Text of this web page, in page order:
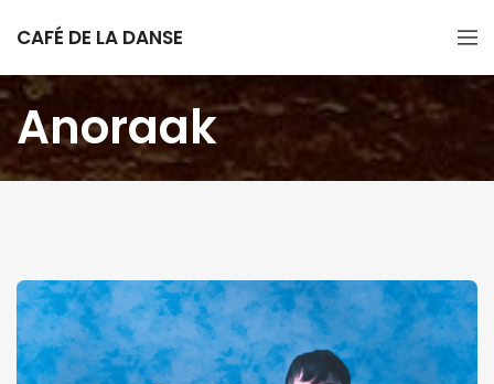
CAFÉ DE LA DANSE
Anoraak